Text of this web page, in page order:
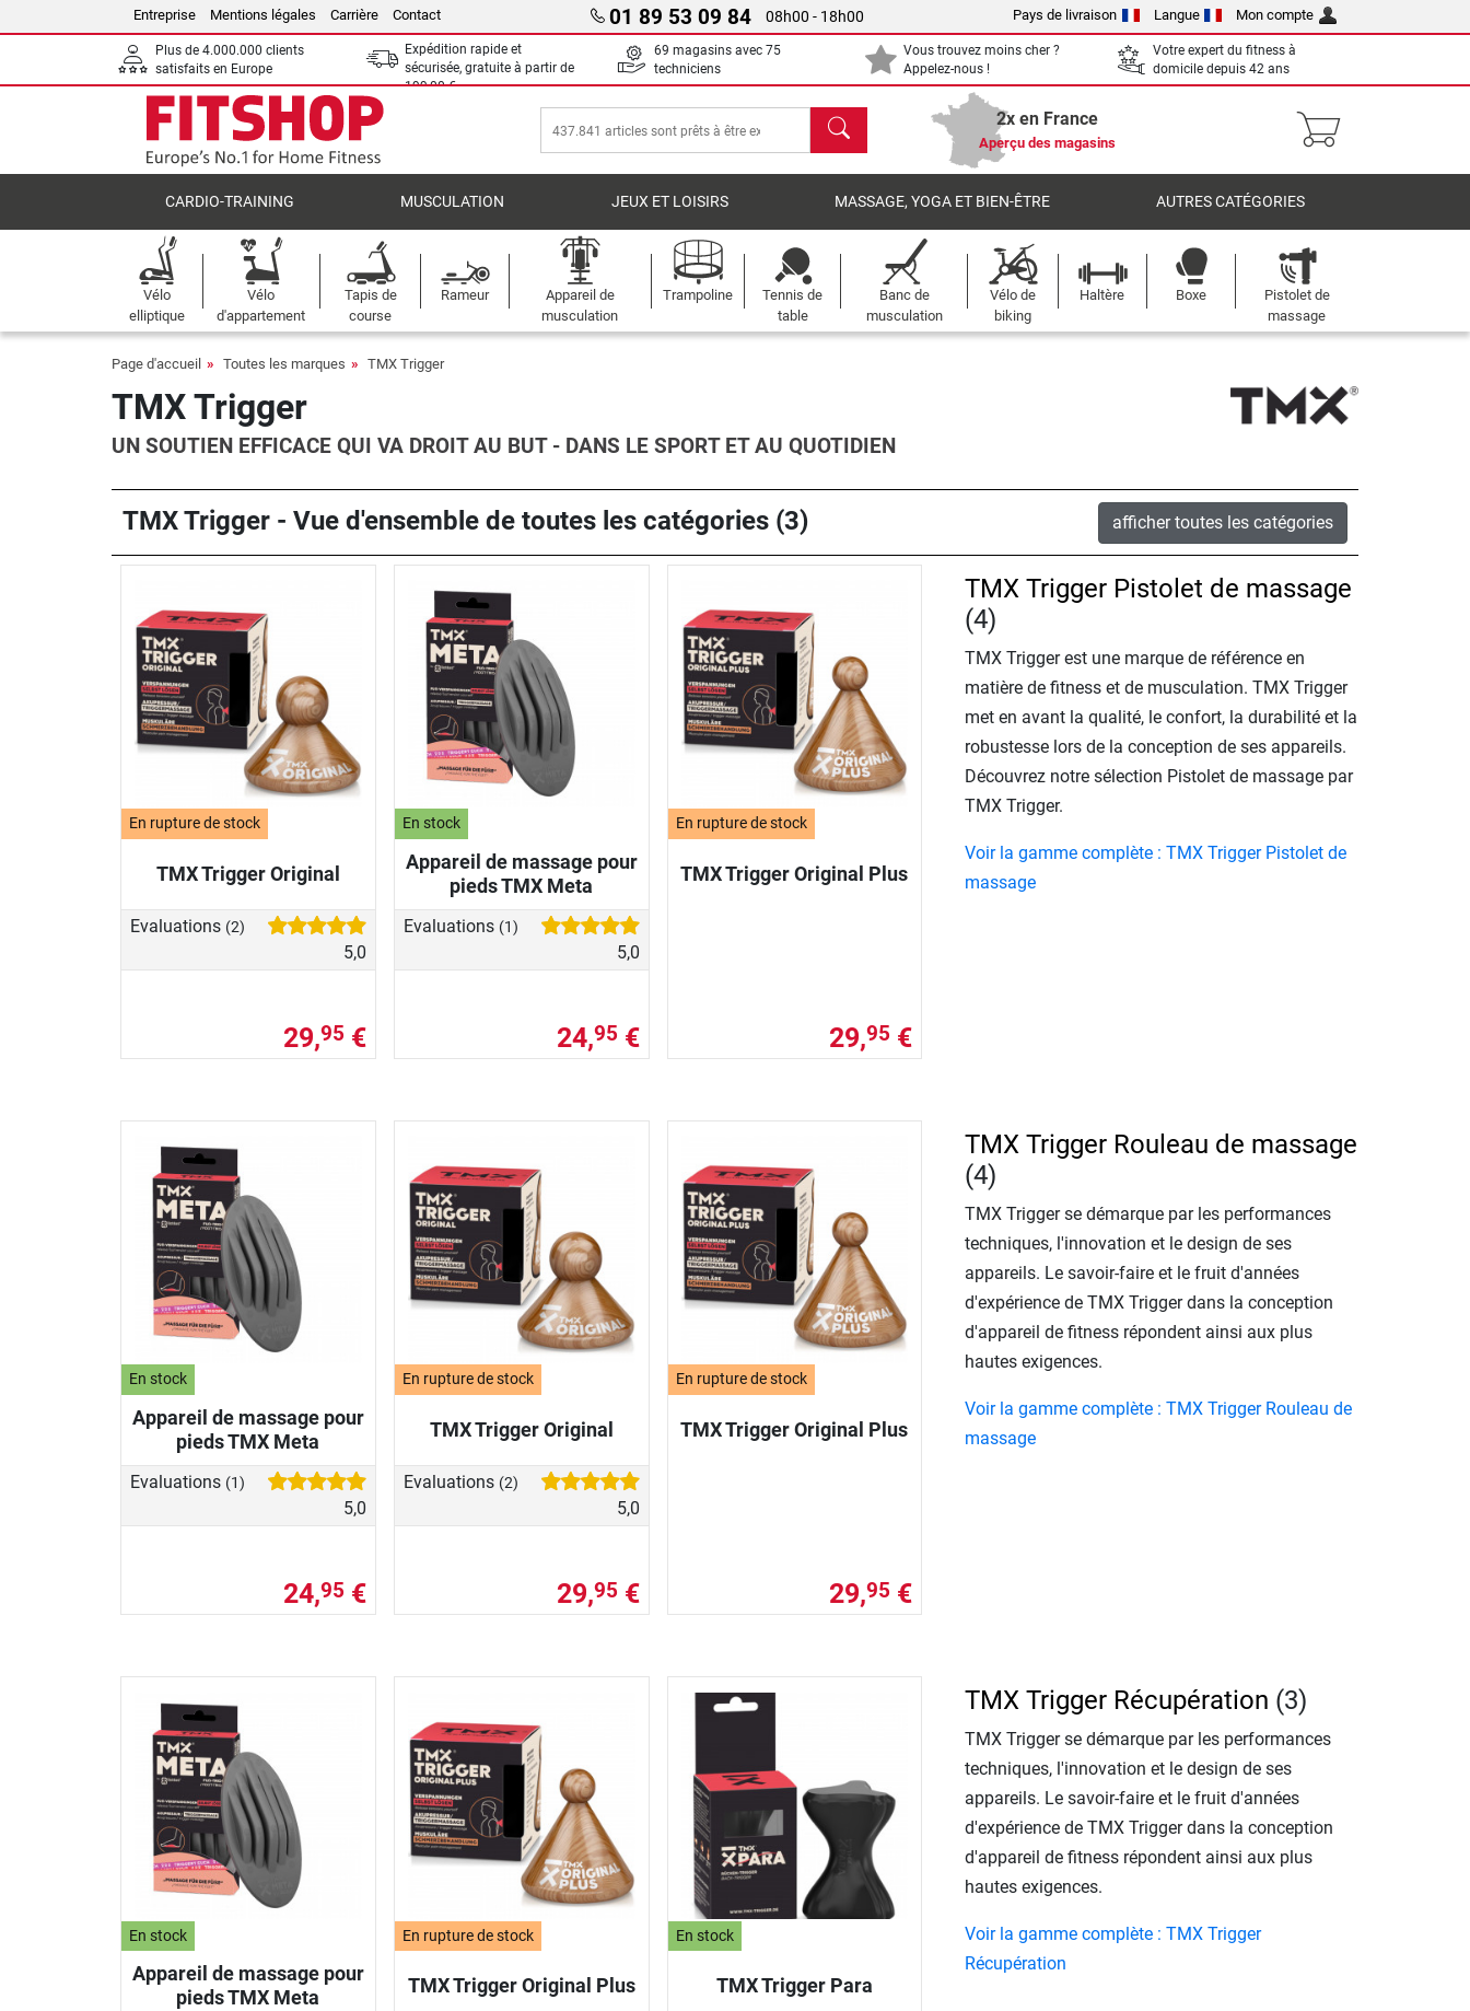
Entreprise Mentions légales Carrière Contact 01 89 53 09 84 08h00 - 18h00 Pays de livraison Langue Mon compte
Plus de 4.000.000 clients
satisfaits en Europe
Expédition rapide et
sécurisée, gratuite à partir de
199,00 €
69 magasins avec 75
techniciens
Vous trouvez moins cher ?
Appelez-nous !
Votre expert du fitness à
domicile depuis 42 ans
chercher 2x en France
Aperçu des magasins
CARDIO-TRAINING MUSCULATION JEUX ET LOISIRS MASSAGE, YOGA ET BIEN-ÊTRE AUTRES CATÉGORIES
Vélo
elliptique
Vélo
d'appartement
Tapis de
course
Rameur
Appareil de
musculation
Trampoline
Tennis de
table
Banc de
musculation
Vélo de
biking
Haltère Boxe
Pistolet de
massage
Page d'accueil Toutes les marques TMX Trigger
TMX Trigger
UN SOUTIEN EFFICACE QUI VA DROIT AU BUT - DANS LE SPORT ET AU QUOTIDIEN
TMX Trigger - Vue d'ensemble de toutes les catégories (3) afficher toutes les catégories
En rupture de stock
TMX Trigger Original
Evaluations (2)
5,0
29,95 €
En stock
Appareil de massage pour
pieds TMX Meta
Evaluations (1)
5,0
24,95 €
En rupture de stock
TMX Trigger Original Plus
29,95 €
TMX Trigger Pistolet de massage
(4)
TMX Trigger est une marque de référence en
matière de fitness et de musculation. TMX Trigger
met en avant la qualité, le confort, la durabilité et la
robustesse lors de la conception de ses appareils.
Découvrez notre sélection Pistolet de massage par
TMX Trigger.
Voir la gamme complète : TMX Trigger Pistolet de
massage
En stock
Appareil de massage pour
pieds TMX Meta
Evaluations (1)
5,0
24,95 €
En rupture de stock
TMX Trigger Original
Evaluations (2)
5,0
29,95 €
En rupture de stock
TMX Trigger Original Plus
29,95 €
TMX Trigger Rouleau de massage
(4)
TMX Trigger se démarque par les performances
techniques, l'innovation et le design de ses
appareils. Le savoir-faire et le fruit d'années
d'expérience de TMX Trigger dans la conception
d'appareil de fitness répondent ainsi aux plus
hautes exigences.
Voir la gamme complète : TMX Trigger Rouleau de
massage
En stock
Appareil de massage pour
pieds TMX Meta
En rupture de stock
TMX Trigger Original Plus
En stock
TMX Trigger Para
TMX Trigger Récupération (3)
TMX Trigger se démarque par les performances
techniques, l'innovation et le design de ses
appareils. Le savoir-faire et le fruit d'années
d'expérience de TMX Trigger dans la conception
d'appareil de fitness répondent ainsi aux plus
hautes exigences.
Voir la gamme complète : TMX Trigger
Récupération